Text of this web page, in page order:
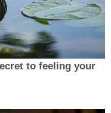
to feeling your